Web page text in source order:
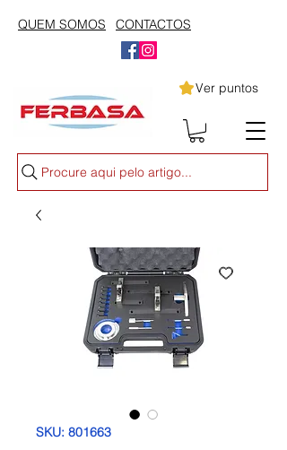
QUEM SOMOS CONTACTOS
Ver puntos
Procure aqui pelo artigo...
SKU: 801663